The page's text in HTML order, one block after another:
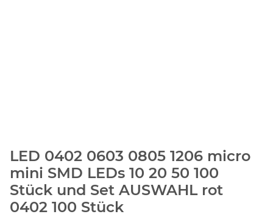
LED 0402 0603 0805 1206 micro
mini SMD LEDs 10 20 50 100
Stück und Set AUSWAHL rot
0402 100 Stück